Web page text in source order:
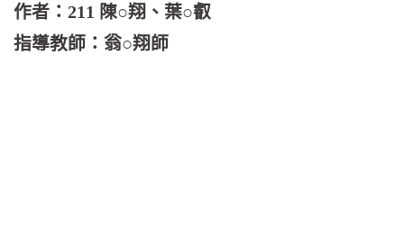
作者：211 陳○翔、葉○叡
指導教師：翁○翔師